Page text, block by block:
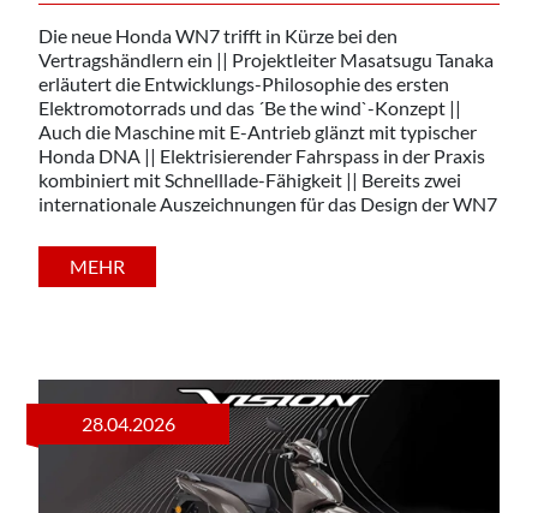
Die neue Honda WN7 trifft in Kürze bei den
Vertragshändlern ein || Projektleiter Masatsugu Tanaka
erläutert die Entwicklungs-Philosophie des ersten
Elektromotorrads und das ´Be the wind`-Konzept ||
Auch die Maschine mit E-Antrieb glänzt mit typischer
Honda DNA || Elektrisierender Fahrspass in der Praxis
kombiniert mit Schnelllade-Fähigkeit || Bereits zwei
internationale Auszeichnungen für das Design der WN7
MEHR
28.04.2026